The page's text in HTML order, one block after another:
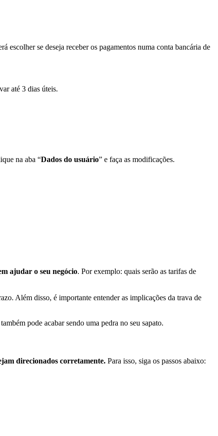
se deseja receber os pagamentos numa conta bancária de
até 3 dias úteis.
na aba “Dados do usuário” e faça as modificações.
ajudar o seu negócio. Por exemplo: quais serão as tarifas de
Além disso, é importante entender as implicações da trava de
pode acabar sendo uma pedra no seu sapato.
direcionados corretamente. Para isso, siga os passos abaixo: